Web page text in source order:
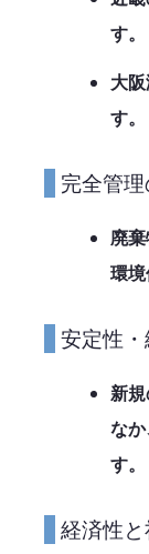
す。
大
す。
完全管
廃
環
安定性
新
な
す。
経済性